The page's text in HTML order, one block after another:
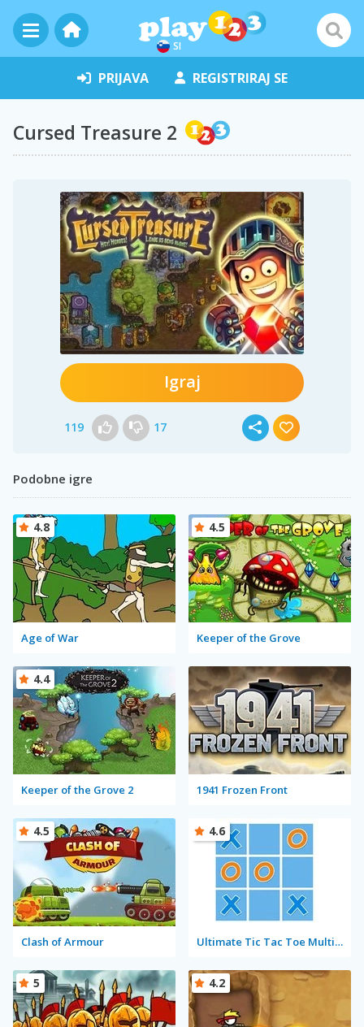
SI
PRIJAVA REGISTRIRAJ SE
Cursed Treasure 2
Igraj
119 17
Podobne igre
Age of War
4.8
Keeper of the Grove
4.5
Keeper of the Grove 2
4.4
1941 Frozen Front
Clash of Armour
4.5
Ultimate Tic Tac Toe Multiplayer
4.6
5 4.2